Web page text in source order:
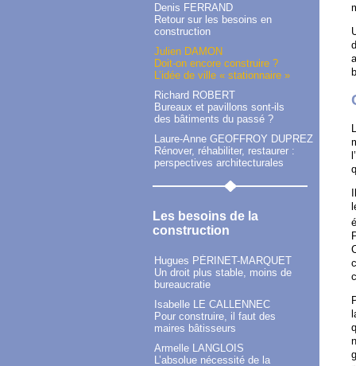
Denis FERRAND
Retour sur les besoins en
construction
Julien DAMON
Doit-on encore construire ?
L’idée de ville « stationnaire »
Richard ROBERT
Bureaux et pavillons sont-ils
des bâtiments du passé ?
Laure-Anne GEOFFROY DUPREZ
Rénover, réhabiliter, restaurer :
perspectives architecturales
Les besoins de la
construction
Hugues PÉRINET-MARQUET
Un droit plus stable, moins de
bureaucratie
Isabelle LE CALLENNEC
Pour construire, il faut des
maires bâtisseurs
Armelle LANGLOIS
L’absolue nécessité de la